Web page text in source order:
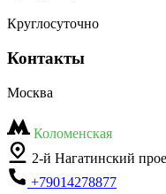
Круглосуточно
Контакты
Москва
Коломенская
2-й Нагатинский
+79014278877